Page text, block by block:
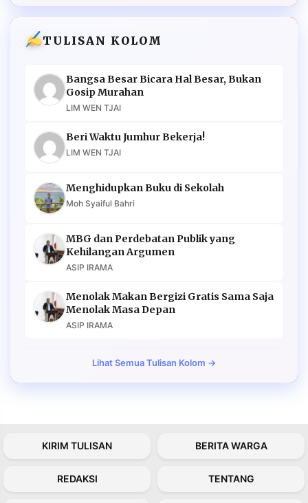
TULISAN KOLOM
Bangsa Besar Bicara Hal Besar, Bukan
Gosip Murahan
LIM WEN TJAI
Beri Waktu Jumhur Bekerja!
LIM WEN TJAI
Menghidupkan Buku di Sekolah
Moh Syaiful Bahri
MBG dan Perdebatan Publik yang
Kehilangan Argumen
ASIP IRAMA
Menolak Makan Bergizi Gratis Sama Saja
Menolak Masa Depan
ASIP IRAMA
Lihat Semua Tulisan Kolom →
KIRIM TULISAN BERITA WARGA
REDAKSI TENTANG